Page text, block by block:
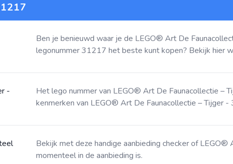
Ben je benieuwd waar je de LEGO® Art De
legonummer 31217 het beste kunt kopen? Bekijk hier
-
Het lego nummer van LEGO® Art De Faunacollectie –
kenmerken van LEGO® Art De Faunacollectie – Tijger
Bekijk met deze handige aanbieding checkerof LEGO®
momenteel in de aanbieding is.